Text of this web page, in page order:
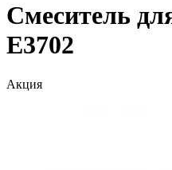
Смеситель
E3702
Акция